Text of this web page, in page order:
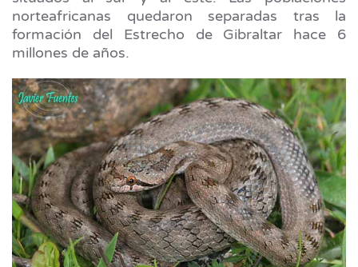
norteafricanas quedaron separadas tras la
formación del Estrecho de Gibraltar hace 6
millones de años.